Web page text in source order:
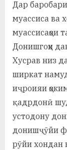
Дар
муассиса ва
муассисаҳои
Донишгоҳи
Хусрав низ
ширкат
иҷроияи
қадрдонӣ
устодону
донишҷӯйи
рӯйи хондан